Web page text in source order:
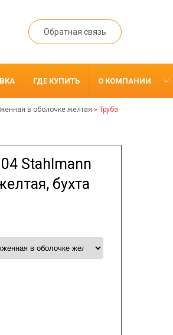
Обратная связь
ГДЕ КУПИТЬ О КОМПАНИИ
в оболочке желтая » Труба
Stahlmann
бухта